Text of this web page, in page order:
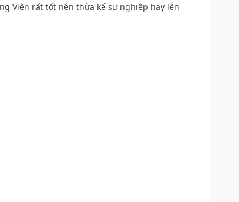
Viên rất tốt nên thừa kế sự nghiệp hay lên